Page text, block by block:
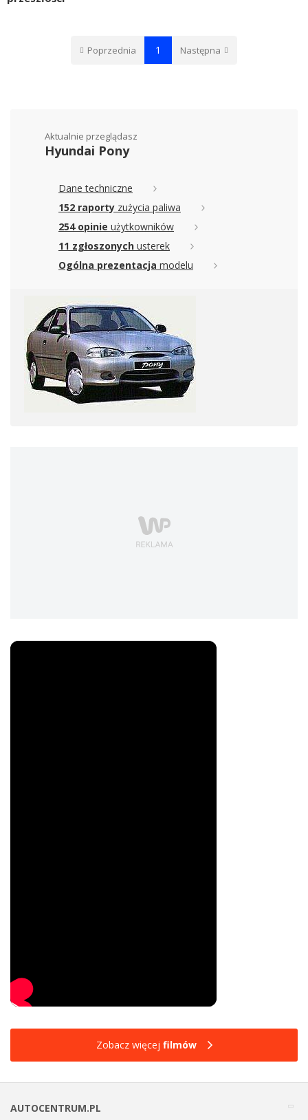
Poprzednia 1 Następna
Aktualnie przeglądasz
Hyundai Pony
Dane techniczne
152 raporty zużycia paliwa
254 opinie użytkowników
11 zgłoszonych usterek
Ogólna prezentacja modelu
Zobacz więcej filmów
AUTOCENTRUM.PL